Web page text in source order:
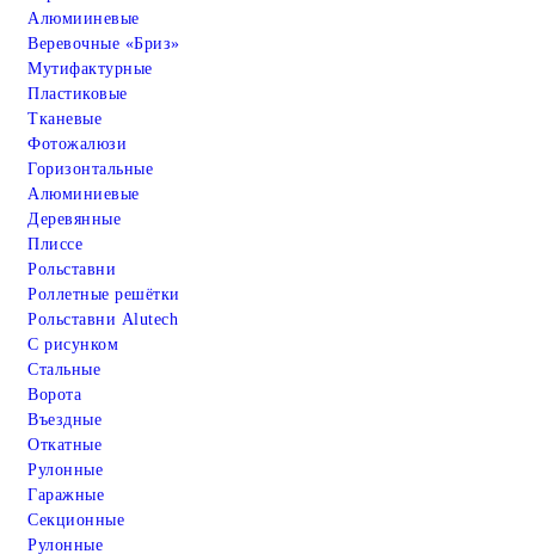
Алюмииневые
Веревочные «Бриз»
Мутифактурные
Пластиковые
Тканевые
Фотожалюзи
Горизонтальные
Алюминиевые
Деревянные
Плиссе
Рольставни
Роллетные решётки
Рольставни Alutech
С рисунком
Стальные
Ворота
Въездные
Откатные
Рулонные
Гаражные
Cекционные
Рулонные